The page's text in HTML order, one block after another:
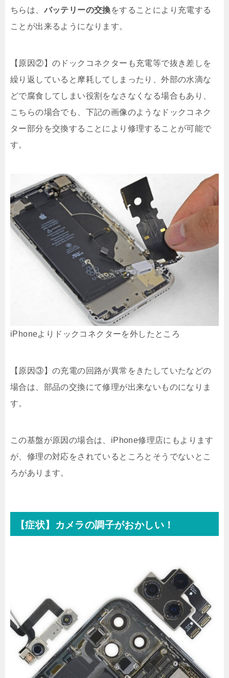
ちらは、 バッテリーの交換をすることにより充電する
ことが出来るようになります。
【原因②】のドックコネクターも充電等で抜き差しを
繰り返していると摩耗してしまったり、外部の水滴な
どで腐食してしまい役割をなさなくなる場合もあり、
こちらの場合でも、下記の画像のようなドックコネク
ター部分を交換することにより修理することが可能で
す。
iPhoneよりドックコネクターを外したところ
【原因③】の充電の回路が異常をきたしていたなどの
場合は、部品の交換にて修理が出来ないものになりま
す。
この基盤が原因の場合は、iPhone修理店にもよります
が、修理の対応をされているところとそうでないとこ
ろがあります。
【症状】カメラの調子がおかしい！